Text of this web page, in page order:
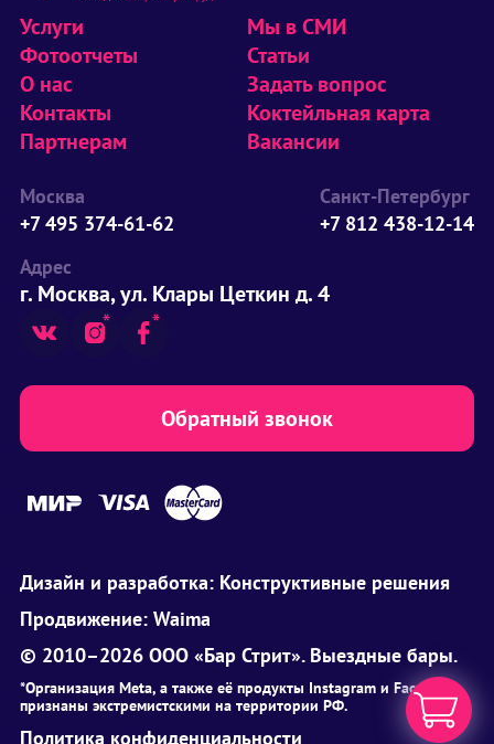
Услуги
Фотоотчеты
О нас
Контакты
Партнерам
Мы в СМИ
Статьи
Задать вопрос
Коктейльная карта
Вакансии
Москва
+7 495 374-61-62
Санкт-Петербург
+7 812 438-12-14
Адрес
г. Москва, ул. Клары Цеткин д. 4
Обратный звонок
Дизайн и разработка: Конструктивные решения
Продвижение: Waima
© 2010–2026 ООО «Бар Стрит». Выездные бары.
*Организация Meta, а также её продукты Instagram и Facebook
признаны экстремистскими на территории РФ.
Политика конфиденциальности